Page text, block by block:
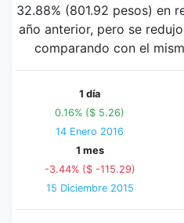
32.88% (801.92 pesos) en
año anterior, pero se
comparando con el
1 día
0.16% ($ 5.26)
14 Enero 2016
1 mes
-3.44% ($ -115.29)
15 Diciembre 2015